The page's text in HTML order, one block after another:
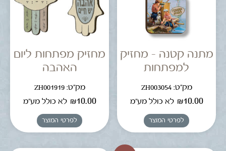
מתנה קטנה – מחזיק
למפתחות
מק"ט: ZH003054
₪10.00 לא כולל מע"מ
לפרטי המוצר
מחזיק מפתחות ליום
האהבה
מק"ט: ZH001919
₪10.00 לא כולל מע"מ
לפרטי המוצר